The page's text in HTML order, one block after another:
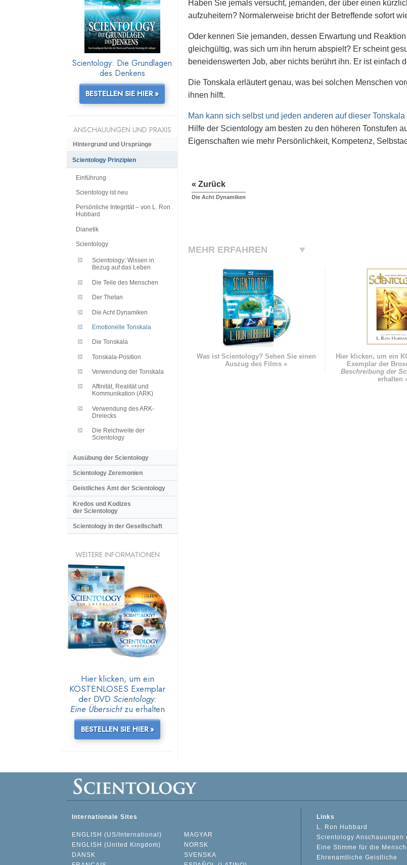
Haben Sie jemals versucht, jemanden, der über einen
aufzuheitern? Normalerweise bricht der Betreffende sofort
Oder kennen Sie jemanden, dessen Erwartung und
gleichgültig, was sich um ihn herum abspielt? Er scheint
beneidenswerten Job, aber nichts berührt ihn. Er ist einfach
Die Tonskala erläutert genau, was bei solchen Menschen
ihnen hilft.
Man kann sich selbst und jeden anderen auf dieser
Hilfe der Scientology am besten zu den höheren Tonstufen
Eigenschaften wie mehr Persönlichkeit, Kompetenz,
« Zurück
Die Acht Dynamiken
MEHR ERFAHREN
Was ist Scientology? Sehen Sie einen
Auszug des Films »
Hier klicken, um ein
Exemplar der
Beschreibung der
erhalten
Scientology: Die Grundlagen
des Denkens
BESTELLEN SIE HIER »
ANSCHAUUNGEN UND PRAXIS
Hintergrund und Ursprünge
Scientology Prinzipien
Einführung
Scientology ist neu
Persönliche Integrität – von L. Ron
Hubbard
Dianetik
Scientology
Scientology: Wissen in
Bezug auf das Leben
Die Teile des Menschen
Der Thetan
Die Acht Dynamiken
Emotionelle Tonskala
Die Tonskala
Tonskala-Position
Verwendung der Tonskala
Affinität, Realität und
Kommunikation (ARK)
Verwendung des ARK-
Dreiecks
Die Reichweite der
Scientology
Ausübung der Scientology
Scientology Zeremonien
Geistliches Amt der Scientology
Kredos und Kodizes
der Scientology
Scientology in der Gesellschaft
WEITERE INFORMATIONEN
Hier klicken, um ein
KOSTENLOSES Exemplar
der DVD Scientology:
Eine Übersichtzu erhalten
BESTELLEN SIE HIER »
Internationale Sites
ENGLISH (US/International)
ENGLISH (United Kingdom)
DANSK
MAGYAR
NORSK
SVENSKA
Links
L. Ron Hubbard
Scientology Anschauungen
Eine Stimme für die
Ehrenamtliche Geistliche